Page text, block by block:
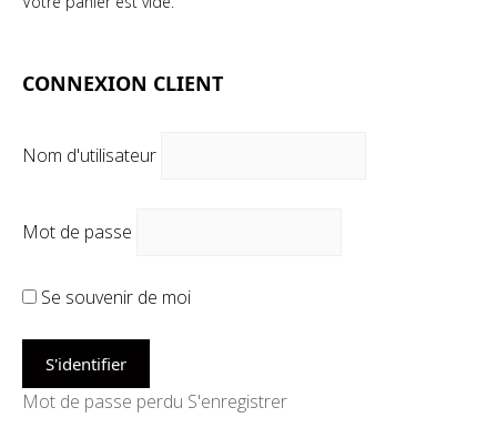
CONNEXION CLIENT
Nom d'utilisateur
Mot de passe
Se souvenir de moi
Mot de passe perdu S'enregistrer